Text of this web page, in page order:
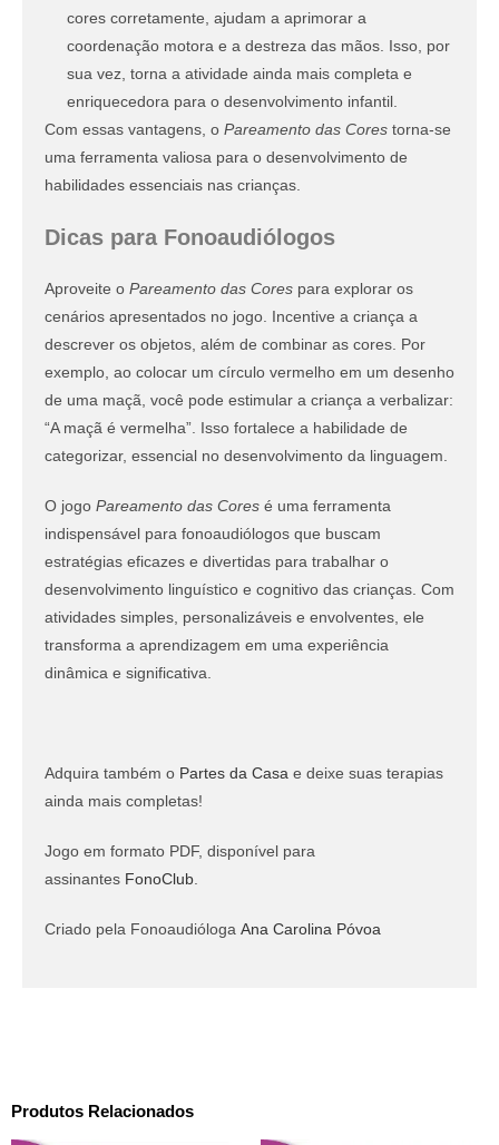
cores corretamente, ajudam a aprimorar a
coordenação motora e a destreza das mãos. Isso, por
sua vez, torna a atividade ainda mais completa e
enriquecedora para o desenvolvimento infantil.
Com essas vantagens, o Pareamento das Cores torna-se
uma ferramenta valiosa para o desenvolvimento de
habilidades essenciais nas crianças.
Dicas para Fonoaudiólogos
Aproveite o Pareamento das Cores para explorar os
cenários apresentados no jogo. Incentive a criança a
descrever os objetos, além de combinar as cores. Por
exemplo, ao colocar um círculo vermelho em um desenho
de uma maçã, você pode estimular a criança a verbalizar:
“A maçã é vermelha”. Isso fortalece a habilidade de
categorizar, essencial no desenvolvimento da linguagem.
O jogo Pareamento das Cores é uma ferramenta
indispensável para fonoaudiólogos que buscam
estratégias eficazes e divertidas para trabalhar o
desenvolvimento linguístico e cognitivo das crianças. Com
atividades simples, personalizáveis e envolventes, ele
transforma a aprendizagem em uma experiência
dinâmica e significativa.
Adquira também o Partes da Casa e deixe suas terapias
ainda mais completas!
Jogo em formato PDF, disponível para
assinantes FonoClub.
Criado pela Fonoaudióloga Ana Carolina Póvoa
Produtos Relacionados